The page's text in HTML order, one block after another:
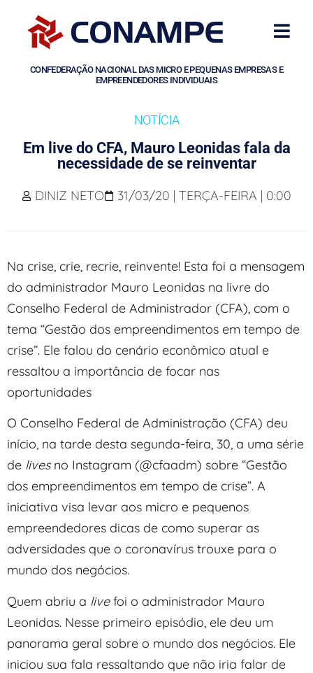
CONFEDERAÇÃO NACIONAL DAS MICRO E PEQUENAS EMPRESAS E
EMPREENDEDORES INDIVIDUAIS
NOTÍCIA
Em live do CFA, Mauro Leonidas fala da
necessidade de se reinventar
DINIZ NETO 31/03/20 | TERÇA-FEIRA | 0:00
Na crise, crie, recrie, reinvente! Esta foi a mensagem
do administrador Mauro Leonidas na livre do
Conselho Federal de Administrador (CFA), com o
tema “Gestão dos empreendimentos em tempo de
crise”. Ele falou do cenário econômico atual e
ressaltou a importância de focar nas
oportunidades
O Conselho Federal de Administração (CFA) deu
início, na tarde desta segunda-feira, 30, a uma série
de livesno Instagram (@cfaadm) sobre “Gestão
dos empreendimentos em tempo de crise”. A
iniciativa visa levar aos micro e pequenos
empreendedores dicas de como superar as
adversidades que o coronavírus trouxe para o
mundo dos negócios.
Quem abriu a livefoi o administrador Mauro
Leonidas. Nesse primeiro episódio, ele deu um
panorama geral sobre o mundo dos negócios. Ele
iniciou sua fala ressaltando que não iria falar de